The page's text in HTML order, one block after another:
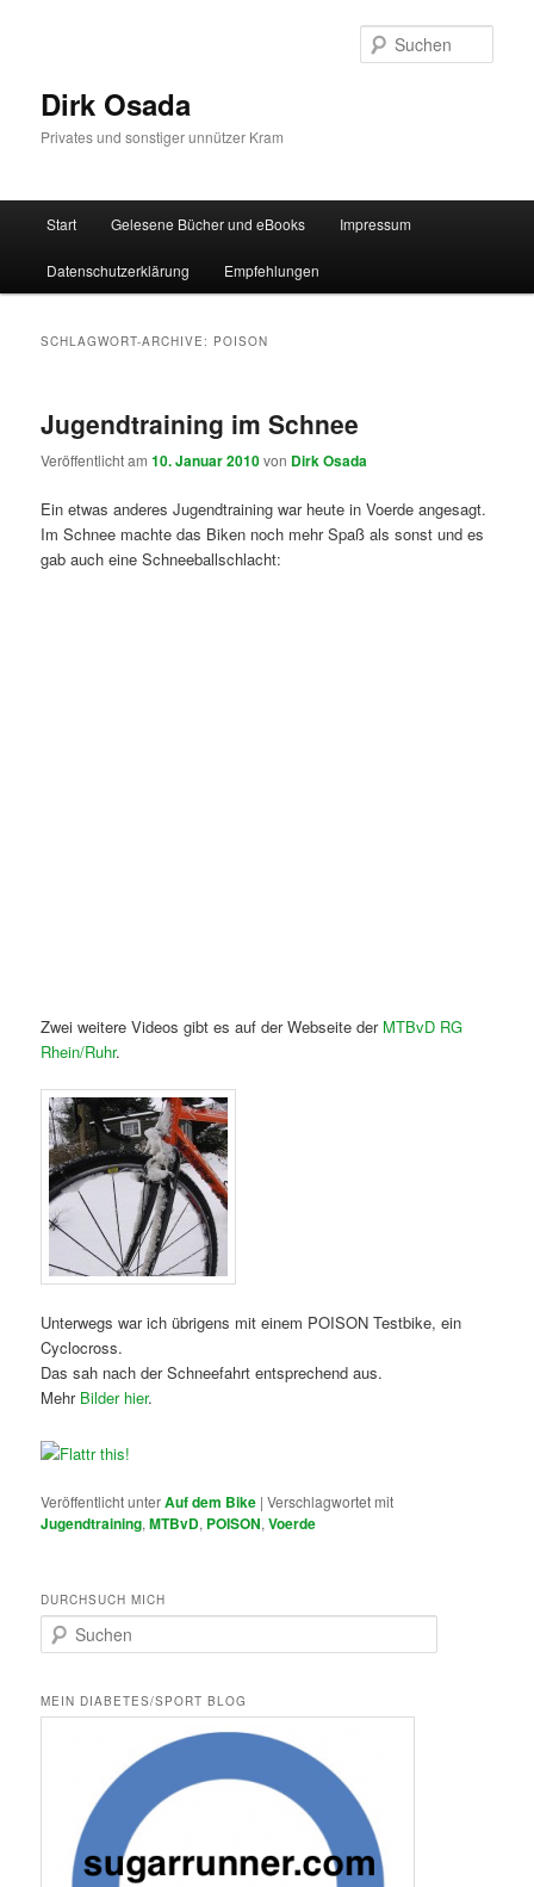
Dirk Osada
Privates und sonstiger unnützer Kram
Start Gelesene Bücher und eBooks Impressum
Datenschutzerklärung Empfehlungen
SCHLAGWORT-ARCHIVE: POISON
Jugendtraining im Schnee
Veröffentlicht am10. Januar 2010von Dirk Osada
Ein etwas anderes Jugendtraining war heute in Voerde angesagt.
Im Schnee machte das Biken noch mehr Spaß als sonst und es
gab auch eine Schneeballschlacht:
Zwei weitere Videos gibt es auf der Webseite der MTBvD RG
Rhein/Ruhr.
Unterwegs war ich übrigens mit einem POISON Testbike, ein
Cyclocross.
Das sah nach der Schneefahrt entsprechend aus.
Mehr Bilder hier.
Veröffentlicht unterAuf dem Bike |Verschlagwortet mit
Jugendtraining,MTBvD, POISON,Voerde
DURCHSUCH MICH
u
h
e
MEIN DIABETES/SPORT BLOG